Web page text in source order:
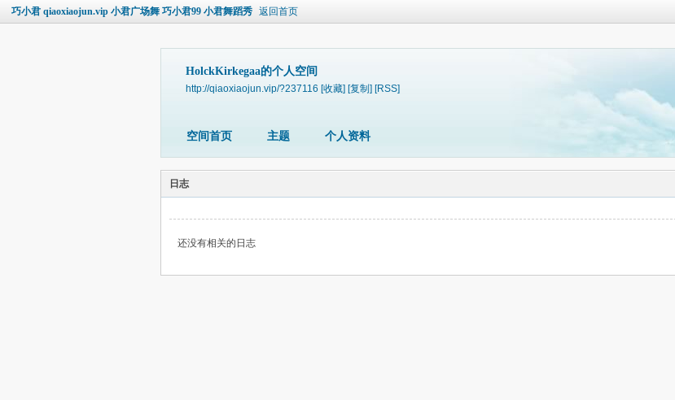
巧小君 qiaoxiaojun.vip 小君广场舞 巧小君99 小君舞蹈秀 返回首页
HolckKirkegaa的个人空间
http://qiaoxiaojun.vip/?237116 [收藏] [复制] [RSS]
空间首页 主题 个人资料
日志
还没有相关的日志